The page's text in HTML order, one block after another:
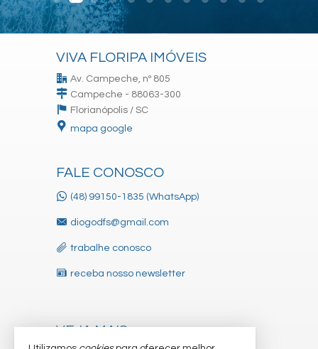
VIVA FLORIPA IMÓVEIS
Av. Campeche, nº 805
Campeche - 88063-300
Florianópolis / SC
mapa google
FALE CONOSCO
(48) 99150-1835 (WhatsApp)
diogodfs@gmail.com
trabalhe conosco
receba nosso newsletter
VEJA MAIS